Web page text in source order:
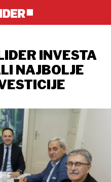
INVESTA
NAJBOLJE